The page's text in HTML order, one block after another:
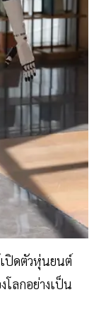
เปิดตัวหุ่นยนต์
โลกอย่างเป็น